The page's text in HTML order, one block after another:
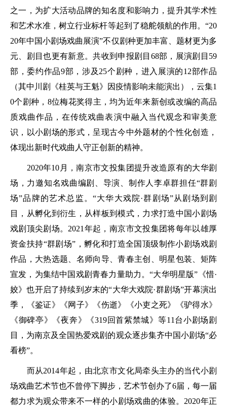
之一，为扩大活动品牌的知名度和影响力，提升其学术性
和艺术水准，树立行业标杆等起到了稳舵领航的作用。“20
20年中国小剧场戏曲展演”不仅剧种更加丰富、题材更为多
元、剧目也更有新意。共收到申报剧目68部，展演剧目59
部，委约作品9部，涉及25个剧种，进入展演的12部作品
（其中川剧《桂英与王魁》因疫情影响未能演出），云集1
0个剧种，8位梅花奖得主，均为近年来新创或改编的高品
质戏曲作品，在传统戏曲表演中融入当代观念和审美意
识，以小剧场的形式，呈现古今中外题材的个性化创造，
体现出新时代戏曲人守正创新的精神。
2020年10月，南京市文投集团提升改造原有的大华剧
场，力邀知名戏曲编剧、导演、制作人李卓群担任“群剧
场”品牌的艺术总监。“大华大戏院·群剧场”从剧场到剧
目，从孵化到衍生，从样板到模式，力求打造中国小剧场
戏剧顶尖剧场。2021年起，南京市文投集团将每年以雄厚
资金扶持“群剧场”，孵化和打造全国顶级制作小剧场戏剧
作品，大热选题、名师向导、青春主创、明星包装、矩阵
宣发，为集结中国戏剧青春力量助力。“大华明星版”《惜·
姣》也开启了持续到岁末的“大华大戏院·群剧场”开幕演出
季，《鉴证》《网子》《伤逝》《小吏之死》《驴得水》
《御碑亭》《夜奔》《319回首紫禁城》等11台小剧场剧
目，为南京及全国热爱戏剧的观众逐步集齐中国小剧场“必
看榜”。
而从2014年起，由北京市文化局牵头主办的当代小剧
场戏曲艺术节也不曾停下脚步，艺术节创办了6届，每一届
都力求为观众带来不一样的小剧场戏曲的体验。2020年正